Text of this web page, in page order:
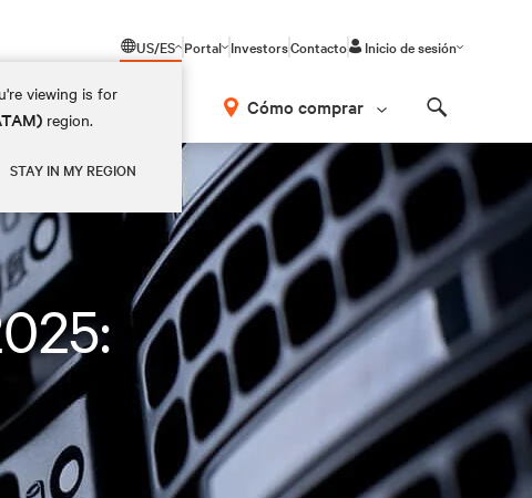
US/ES
viewing is for
region.
STAY IN MY REGION
Portal InvestorsContacto Inicio de sesión
Cómo comprar